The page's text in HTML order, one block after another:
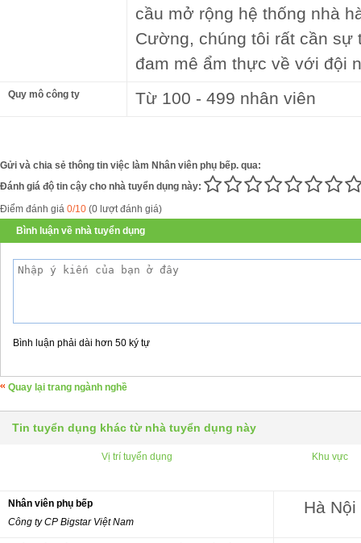
cầu mở rộng hệ thống nhà
Cường, chúng tôi rất cần sự
đam mê ẩm thực về với đội
Quy mô công ty Từ 100 - 499 nhân viên
Gửi và chia sẻ thông tin việc làm Nhân viên phụ bếp. qua:
Đánh giá độ tin cậy cho nhà tuyển dụng này:
Điểm đánh giá 0/10 (0 lượt đánh giá)
Bình luận về nhà tuyển dụng
Bình luận phải dài hơn 50 ký tự
Quay lại trang ngành nghề
Tin tuyển dụng khác từ nhà tuyển dụng này
Vị trí tuyển dụng Khu vực
Nhân viên phụ bếp
Công ty CP Bigstar Việt Nam
Hà Nội